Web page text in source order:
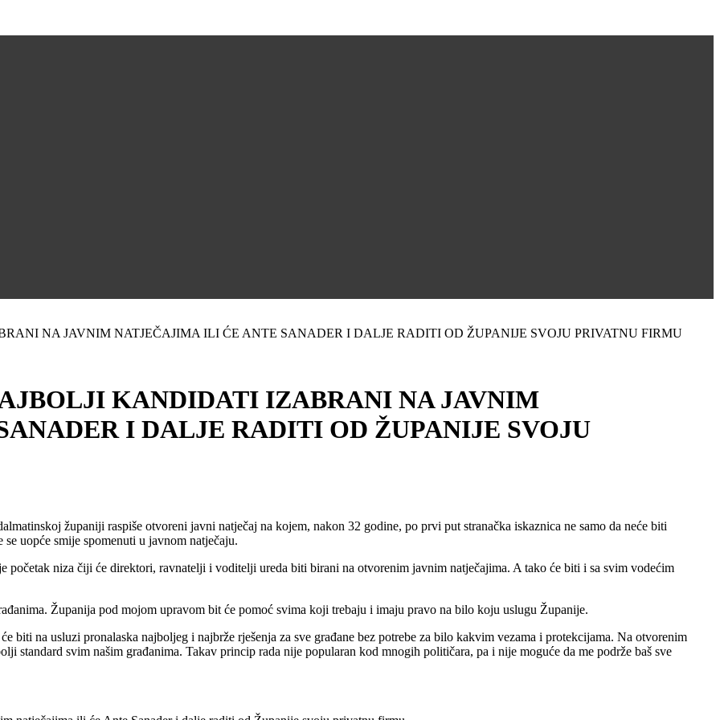
NA JAVNIM NATJEČAJIMA ILI ĆE ANTE SANADER I DALJE RADITI OD ŽUPANIJE SVOJU PRIVATNU FIRMU
KANDIDATI IZABRANI NA JAVNIM
I DALJE RADITI OD ŽUPANIJE SVOJU
županiji raspiše otvoreni javni natječaj na kojem, nakon 32 godine, po prvi put stranačka iskaznica ne samo da neće biti
uopće smije spomenuti u javnom natječaju.
niza čiji će direktori, ravnatelji i voditelji ureda biti birani na otvorenim javnim natječajima. A tako će biti i sa svim vodećim
Županija pod mojom upravom bit će pomoć svima koji trebaju i imaju pravo na bilo koju uslugu Županije.
biti na usluzi pronalaska najboljeg i najbrže rješenja za sve građane bez potrebe za bilo kakvim vezama i protekcijama. Na otvorenim
standard svim našim građanima. Takav princip rada nije popularan kod mnogih političara, pa i nije moguće da me podrže baš sve